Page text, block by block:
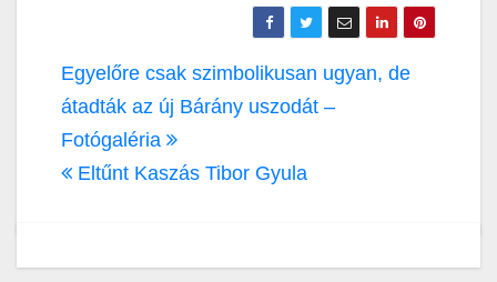
Bejegyzés
navigáció
Egyelőre csak szimbolikusan ugyan, de
átadták az új Bárány uszodát –
Fotógaléria
Eltűnt Kaszás Tibor Gyula